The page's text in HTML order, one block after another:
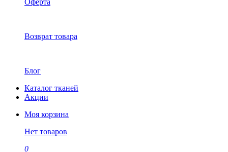
Оферта
Возврат товара
Блог
Каталог тканей
Акции
Моя корзина
Нет товаров
0